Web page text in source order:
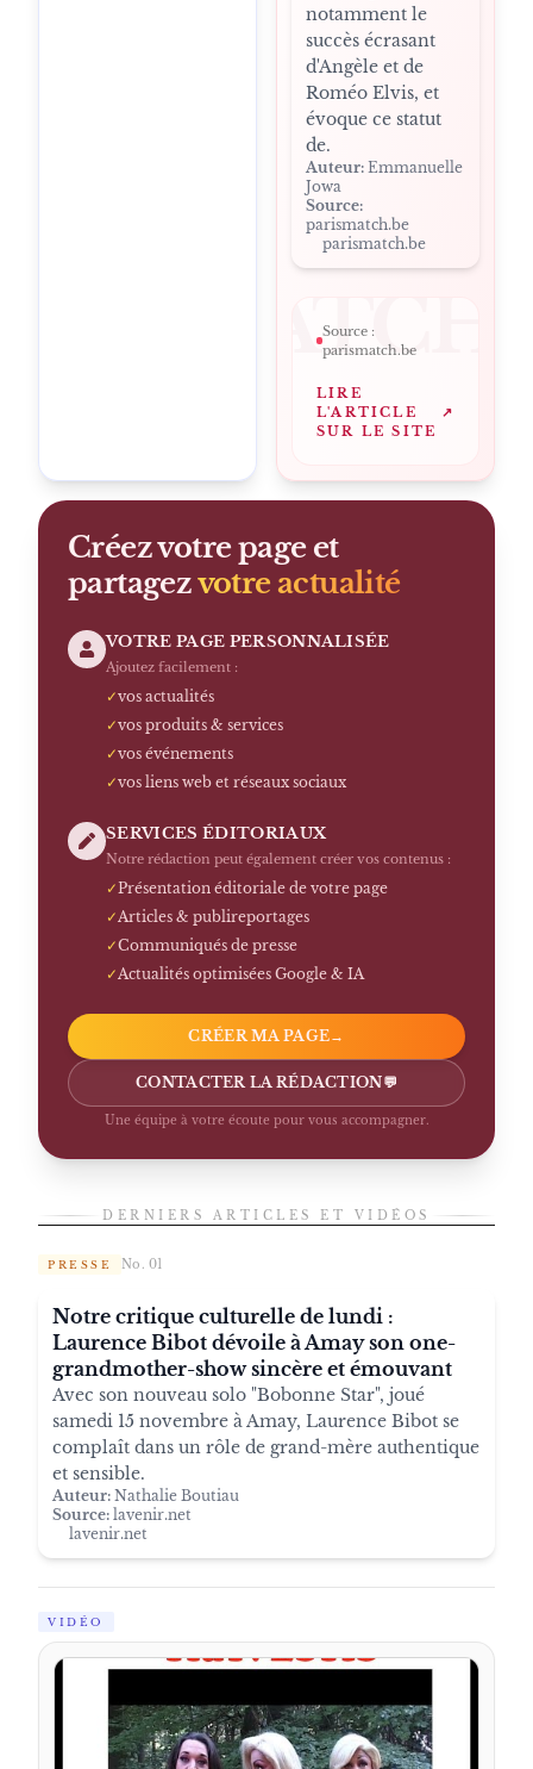
notamment le
succès écrasant
d'Angèle et de
Roméo Elvis, et
évoque ce statut
de.
Auteur: Emmanuelle
Jowa
Source:
parismatch.be
parismatch.be
Source :
parismatch.be
LIRE
L'ARTICLE
SUR LE SITE
↗
Créez votre page et
partagezvotre actualité
VOTRE PAGE PERSONNALISÉE
Ajoutez facilement :
✓vos actualités
✓vos produits & services
✓vos événements
✓vos liens web et réseaux sociaux
SERVICES ÉDITORIAUX
Notre rédaction peut également créer vos contenus :
✓Présentation éditoriale de votre page
✓ Articles & publireportages
✓Communiqués de presse
✓ Actualités optimisées Google & IA
CRÉER MA PAGE→
CONTACTER LA RÉDACTION💬
Une équipe à votre écoute pour vous accompagner.
DERNIERS ARTICLES ET VIDÉOS
PRESSE No. 01
Notre critique culturelle de lundi :
Laurence Bibot dévoile à Amay son one-
grandmother-show sincère et émouvant
Avec son nouveau solo "Bobonne Star", joué
samedi 15 novembre à Amay, Laurence Bibot se
complaît dans un rôle de grand-mère authentique
et sensible.
Auteur: Nathalie Boutiau
Source: lavenir.net
lavenir.net
VIDÉO